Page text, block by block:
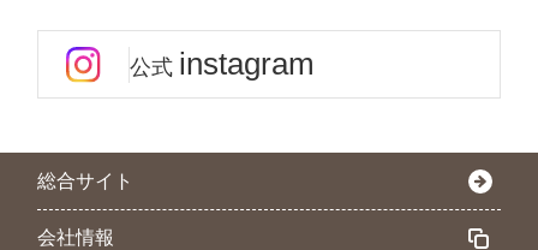
公式 instagram
総合サイト
会社情報